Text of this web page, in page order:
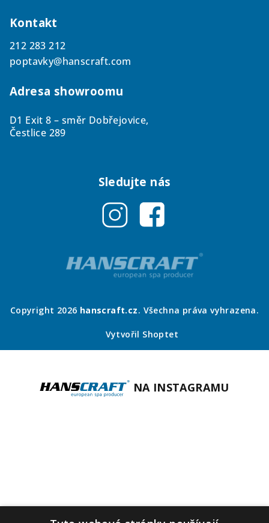
Kontakt
212 283 212
poptavky@hanscraft.com
Adresa showroomu
D1 Exit 8 – směr Dobřejovice,
Čestlice 289
Sledujte nás
Copyright 2026 hanscraft.cz. Všechna práva vyhrazena.
Vytvořil Shoptet
NA INSTAGRAMU